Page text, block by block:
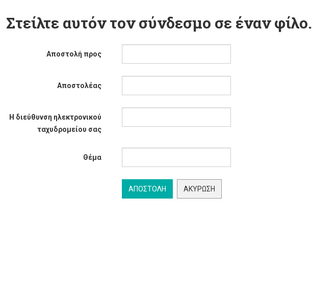
Στείλτε αυτόν τον σύνδεσμο σε έναν φίλο.
Αποστολή προς
Αποστολέας
Η διεύθυνση ηλεκτρονικού
ταχυδρομείου σας
Θέμα
ΑΠΟΣΤΟΛΉ ΑΚΎΡΩΣΗ